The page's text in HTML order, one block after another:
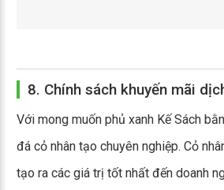
8. Chính sách khuyến mãi
Với mong muốn phủ xanh Kế Sách
đá cỏ nhân tạo chuyên nghiệp. Cỏ
tạo ra các giá trị tốt nhất đến doanh